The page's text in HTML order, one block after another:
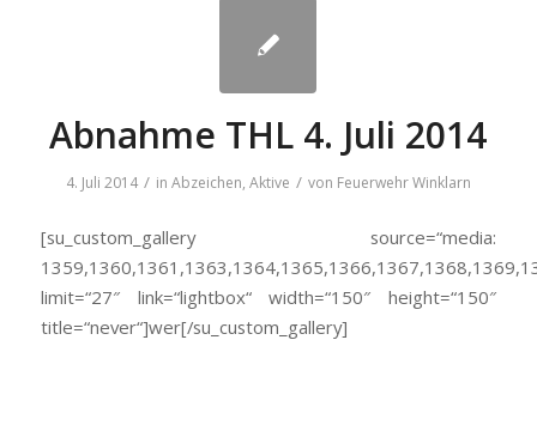
Abnahme THL 4. Juli 2014
4. Juli 2014 / in Abzeichen, Aktive / von Feuerwehr Winklarn
[su_custom_gallery source=“media:
limit=“27″ link=“lightbox“ width=“150″ height=“150″
title=“never“]wer[/su_custom_gallery]